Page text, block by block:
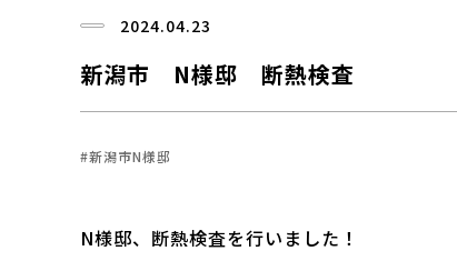
2024.04.23
新潟市 N様邸 断熱検査
#新潟市N様邸
N様邸、断熱検査を行いました！